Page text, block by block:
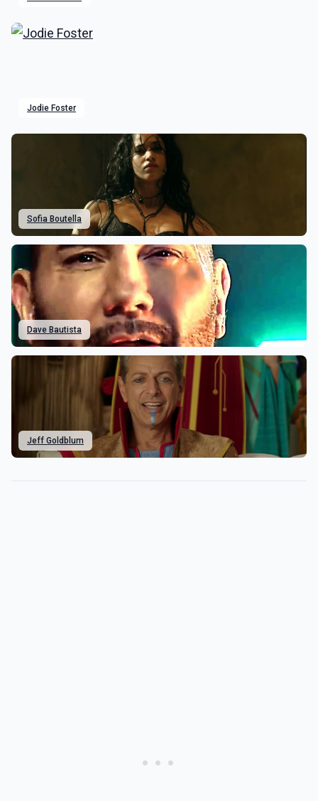
Jodie Foster
Sofia Boutella
Dave Bautista
Jeff Goldblum